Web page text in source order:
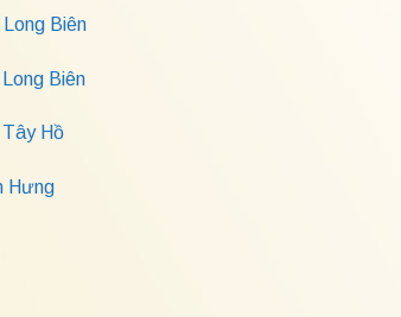
Biên
Biên
Hồ
Hưng